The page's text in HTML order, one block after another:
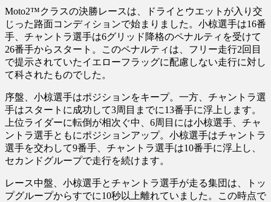
Moto2™クラスの決勝レースは、ドライとウエットが入り交
じった路面コンディションで始まりました。小椋選手は16番
手、チャントラ選手は6グリッド降格のペナルティを受けて
26番手からスタート。このペナルティは、フリー走行2回目
で提示されていたイエローフラッグに配慮しない走行に対し
て科されたものでした。
序盤、小椋選手はポジションをキープ。一方、チャントラ選
手はスタートに成功して3周目までに13番手に浮上します。
上位ライダーに転倒が相次ぐ中、6周目には小椋選手、チャ
ントラ選手ともにポジションアップ。小椋選手はチャントラ
選手を交わして9番手、チャントラ選手は10番手に浮上し、
セカンドグループで走行を続けます。
レース中盤、小椋選手とチャントラ選手が走る集団は、トッ
プグループからすでに10秒以上離れていました。この時点で